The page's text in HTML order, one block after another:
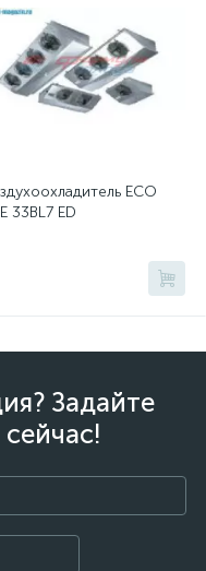
ECO
33BL7 ED
Задайте